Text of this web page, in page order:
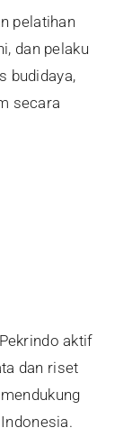
pelatihan
dan pelaku
budidaya,
secara
aktif
dan riset